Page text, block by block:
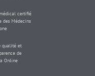
certifié
des Médecins
qualité et
de
Online